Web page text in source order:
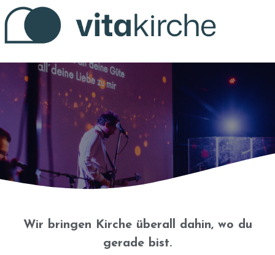
Zum
Inhalt
Wir bringen Kirche überall dahin, wo du
gerade bist.